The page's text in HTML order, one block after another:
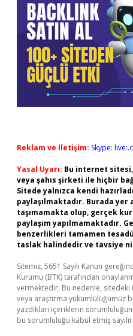
Reklam ve İletişim: Skype:
Yasal Uyarı: Bu internet
veya şahıs şirketi ile hiçbir
Sitede yalnızca kendi
paylaşılmaktadır. Burada
taşımamakta olup, gerçek
paylaşım yapılmamaktadır.
benzerlikleri tamamen
taslak halindedir ve tavsiye
Sitemiz, 5651 Sayılı Kanun
Kurumu (BTK) tarafından
vermektedir. Bu nedenle,
veya araştırma yükümlülüğümüz
yazdıkları içeriklerin
bu sorumluluğu kabul etmiş